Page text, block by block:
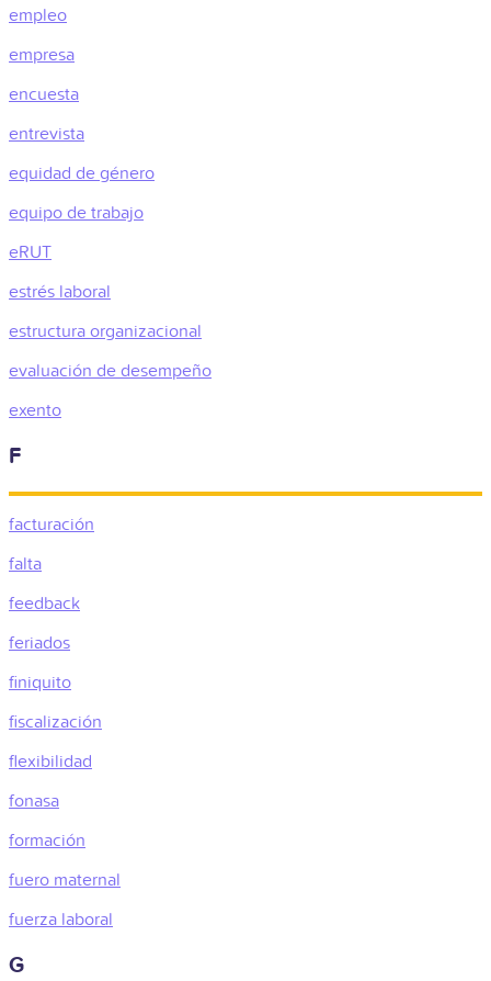
empleo
empresa
encuesta
entrevista
equidad de género
equipo de trabajo
eRUT
estrés laboral
estructura organizacional
evaluación de desempeño
exento
F
facturación
falta
feedback
feriados
finiquito
fiscalización
flexibilidad
fonasa
formación
fuero maternal
fuerza laboral
G